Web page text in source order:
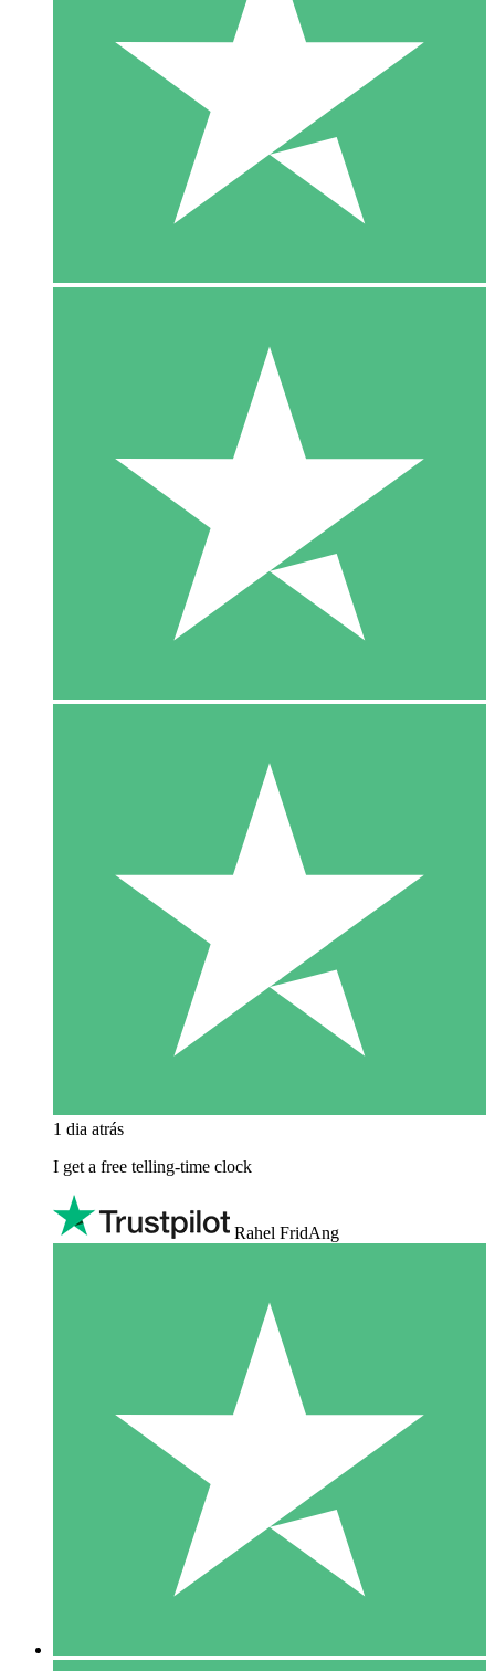
1 dia atrás
I get a free telling-time clock
Rahel FridAng